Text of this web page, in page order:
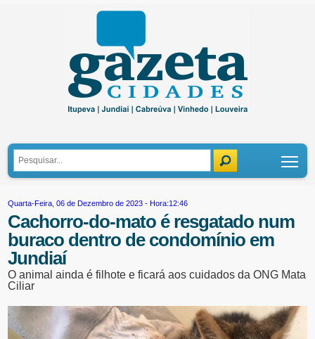
Quarta-Feira, 06 de Dezembro de 2023 - Hora:12:46
Cachorro-do-mato é resgatado num
buraco dentro de condomínio em
Jundiaí
O animal ainda é filhote e ficará aos cuidados da ONG Mata
Ciliar